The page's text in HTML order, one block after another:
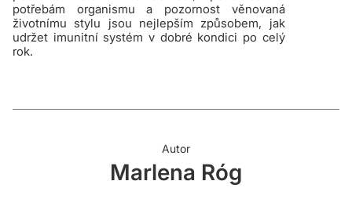
potřebám organismu a pozornost věnovaná
životnímu stylu jsou nejlepším způsobem, jak
udržet imunitní systém v dobré kondici po celý
rok.
Autor
Marlena Róg